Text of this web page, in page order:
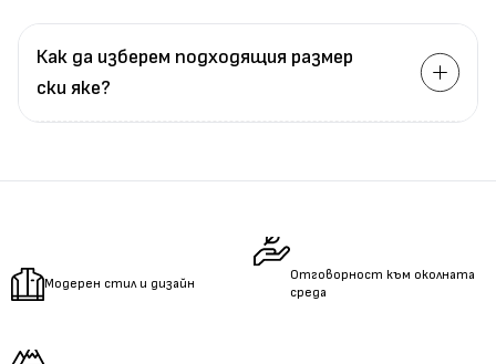
Как да изберем подходящия размер
ски яке?
Измеретеобиколкатана талията.
Модерен стил и дизайн
Отговорност към околната
среда